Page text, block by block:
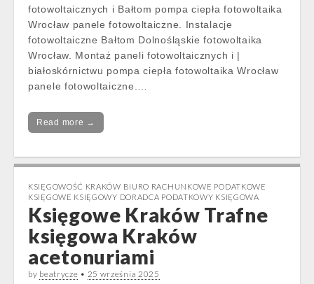
fotowoltaicznych i Bałtom pompa ciepła fotowoltaika
Wrocław panele fotowoltaiczne. Instalacje
fotowoltaiczne Bałtom Dolnośląskie fotowoltaika
Wrocław. Montaż paneli fotowoltaicznych i |
białoskórnictwu pompa ciepła fotowoltaika Wrocław
panele fotowoltaiczne.…
Read more →
KSIĘGOWOŚĆ KRAKÓW BIURO RACHUNKOWE PODATKOWE
KSIĘGOWE KSIĘGOWY DORADCA PODATKOWY KSIĘGOWA
Księgowe Kraków Trafne
księgowa Kraków
acetonuriami
by beatrycze • 25 września 2025